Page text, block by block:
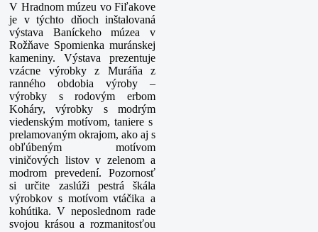
V Hradnom múzeu vo Fiľakove
je v týchto dňoch inštalovaná
výstava Baníckeho múzea v
Rožňave Spomienka muránskej
kameniny. Výstava prezentuje
vzácne výrobky z Muráňa z
ranného obdobia výroby –
výrobky s rodovým erbom
Koháry, výrobky s modrým
viedenským motívom, taniere s
prelamovaným okrajom, ako aj s
obľúbeným motívom
viničových listov v zelenom a
modrom prevedení. Pozornosť
si určite zaslúži pestrá škála
výrobkov s motívom vtáčika a
kohútika. V neposlednom rade
svojou krásou a rozmanitosťou